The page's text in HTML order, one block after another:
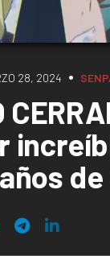
28, 2024 •
de